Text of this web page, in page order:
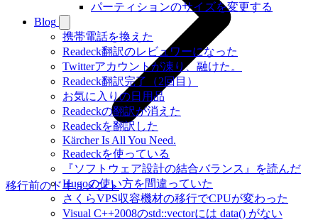
パーティションのサイズを変更する
Blog
携帯電話を換えた
Readeck翻訳のレビュワーになった
Twitterアカウントが凍り、融けた。
Readeck翻訳完了（2回目）
お気に入りの日用品
Readeckの翻訳が消えた
Readeckを翻訳した
Kärcher Is All You Need.
Readeckを使っている
『ソフトウェア設計の結合バランス』を読んだ
Hugoの使い方を間違っていた
さくらVPS収容機材の移行でCPUが変わった
Visual C++2008のstd::vectorには data() がない
移行前のドキュメント